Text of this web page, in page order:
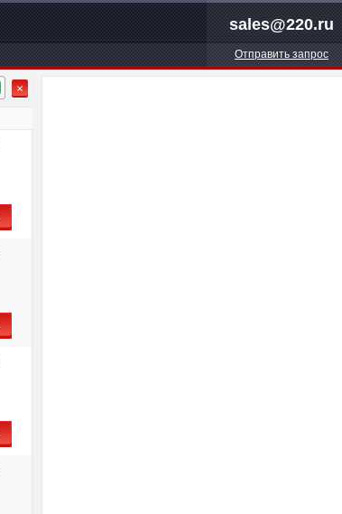
sales@220.ru
Отправить запрос